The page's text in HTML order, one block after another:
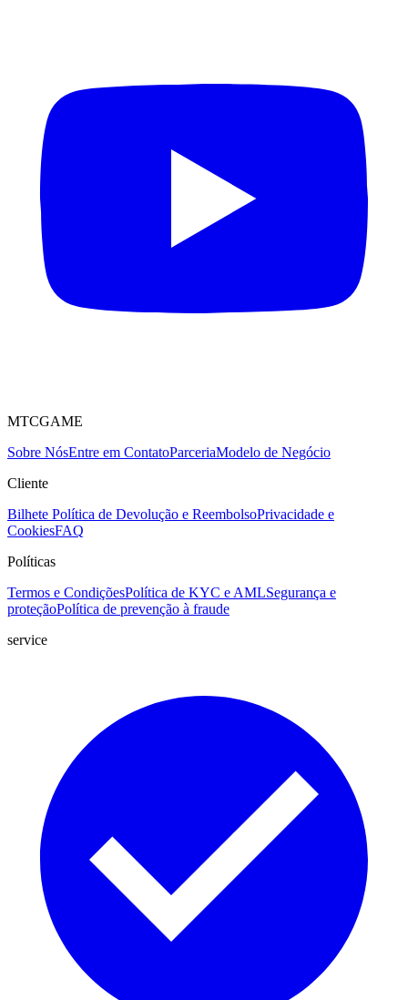
MTCGAME
Sobre NósEntre em ContatoParceriaModelo de Negócio
Cliente
Bilhete Política de Devolução e ReembolsoPrivacidade e
CookiesFAQ
Políticas
Termos e CondiçõesPolítica de KYC e AMLSegurança e
proteçãoPolítica de prevenção à fraude
service